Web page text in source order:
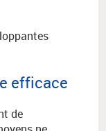
efficace
de